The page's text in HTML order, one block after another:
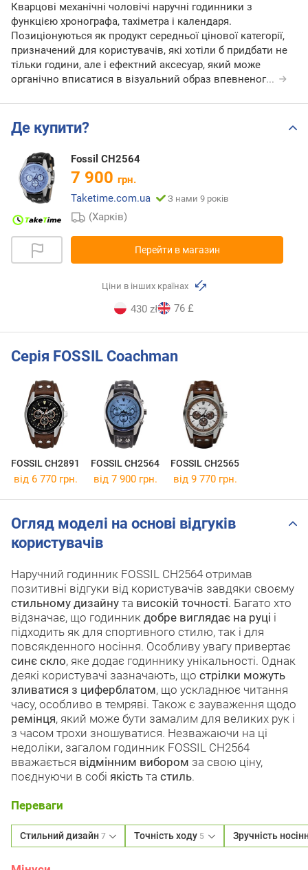
Кварцові механічні чоловічі наручні годинники з
функцією хронографа, тахіметра і календаря.
Позиціонуються як продукт середньої цінової категорії,
призначений для користувачів, які хотіли б придбати не
тільки години, але і ефектний аксесуар, який може
органічно вписатися в візуальний образ впевненог...
Де купити?
Fossil CH2564
7 900 грн.
Taketime.com.ua
З нами 9 років
(Харків)
Перейти в магазин
Ціни в інших країнах
430 zł 76 £
Серія FOSSIL Coachman
FOSSIL CH2891 FOSSIL CH2564 FOSSIL CH2565
від 6 770 грн. від 7 900 грн. від 9 770 грн.
Огляд моделі на основі відгуків
користувачів
Наручний годинник FOSSIL CH2564 отримав
позитивні відгуки від користувачів завдяки своєму
стильному дизайну та високій точності. Багато хто
відзначає, що годинник добре виглядає на руці і
підходить як для спортивного стилю, так і для
повсякденного носіння. Особливу увагу привертає
синє скло, яке додає годиннику унікальності. Однак
деякі користувачі зазначають, що стрілки можуть
зливатися з циферблатом, що ускладнює читання
часу, особливо в темряві. Також є зауваження щодо
ремінця, який може бути замалим для великих рук і
з часом трохи зношуватися. Незважаючи на ці
недоліки, загалом годинник FOSSIL CH2564
вважається відмінним вибором за свою ціну,
поєднуючи в собі якість та стиль.
Переваги
Стильний дизайн 7 Точність ходу 5 Зручність